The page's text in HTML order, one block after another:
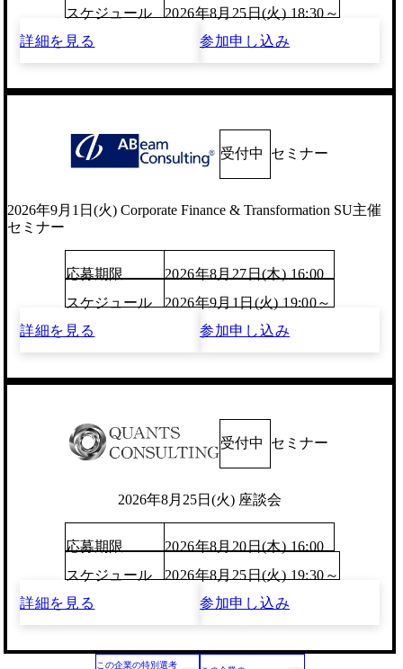
スケジュール
2026年8月25日(火) 18:30～
詳細を見る
参加申し込み
受付中 セミナー
2026年9月1日(火) Corporate Finance & Transformation SU主催
セミナー
応募期限
2026年8月27日(木) 16:00
スケジュール
2026年9月1日(火) 19:00～
詳細を見る
参加申し込み
受付中 セミナー
2026年8月25日(火) 座談会
応募期限
2026年8月20日(木) 16:00
スケジュール
2026年8月25日(火) 19:30～
詳細を見る
参加申し込み
この企業の特別選考